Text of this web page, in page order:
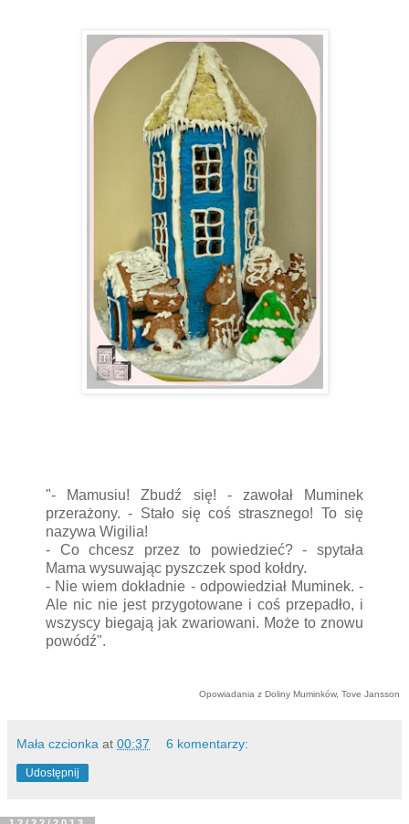
"- Mamusiu! Zbudź się! - zawołał Muminek
przerażony. - Stało się coś strasznego! To się
nazywa Wigilia!
- Co chcesz przez to powiedzieć? - spytała
Mama wysuwając pyszczek spod kołdry.
- Nie wiem dokładnie - odpowiedział Muminek. -
Ale nic nie jest przygotowane i coś przepadło, i
wszyscy biegają jak zwariowani. Może to znowu
powódź".
Opowiadania z Doliny Muminków, Tove Jansson
Mała czcionka at 00:37 6 komentarzy:
Udostępnij